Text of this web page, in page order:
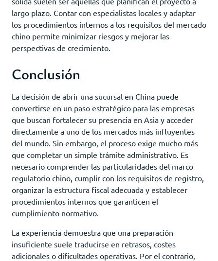
largo plazo. Contar con especialistas locales y adaptar
los procedimientos internos a los requisitos del mercado
chino permite minimizar riesgos y mejorar las
perspectivas de crecimiento.
Conclusión
La decisión de abrir una sucursal en China puede
convertirse en un paso estratégico para las empresas
que buscan fortalecer su presencia en Asia y acceder
directamente a uno de los mercados más influyentes
del mundo. Sin embargo, el proceso exige mucho más
que completar un simple trámite administrativo. Es
necesario comprender las particularidades del marco
regulatorio chino, cumplir con los requisitos de registro,
organizar la estructura fiscal adecuada y establecer
procedimientos internos que garanticen el
cumplimiento normativo.
La experiencia demuestra que una preparación
insuficiente suele traducirse en retrasos, costes
adicionales o dificultades operativas. Por el contrario,